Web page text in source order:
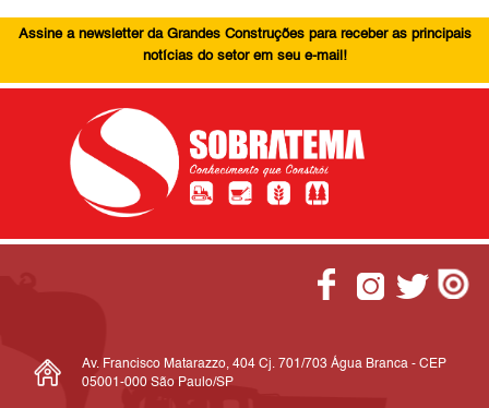
Assine a newsletter da Grandes Construções para receber as principais
notícias do setor em seu e-mail!
Av. Francisco Matarazzo, 404 Cj. 701/703 Água Branca - CEP
05001-000 São Paulo/SP